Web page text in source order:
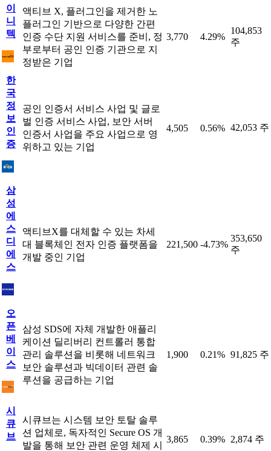
이
니
텍
액티브 X, 플러그인을 제거한 노
플러그인 기반으로 다양한 간편
인증 수단 지원 서비스를 준비, 정
부로부터 공인 인증 기관으로 지
정받은 기업
3,770 4.29%
104,853
주
한
국
정
보
인
증
공인 인증서 서비스 사업 및 글로
벌 인증 서비스 사업, 보안 서버
인증서 사업을 주요 사업으로 영
위하고 있는 기업
4,505 0.56% 42,053 주
삼
성
에
스
디
에
스
액티브X를 대체할 수 있는 차세
대 블록체인 전자 인증 플랫폼을
개발 중인 기업
221,500 -4.73%
353,650
주
오
픈
베
이
스
삼성 SDS에 자체 개발한 애플리
케이션 딜리버리 컨트롤러 통합
관리 솔루션을 비롯해 네트워크
보안 솔루션과 빅데이터 관련 솔
루션을 공급하는 기업
1,900 0.21% 91,825 주
시
큐
브
시큐브는 시스템 보안 토탈 솔루
션 업체로, 독자적인 Secure OS 개
발을 통해 보안 관련 운영 체제 시
3,865 0.39% 2,874 주